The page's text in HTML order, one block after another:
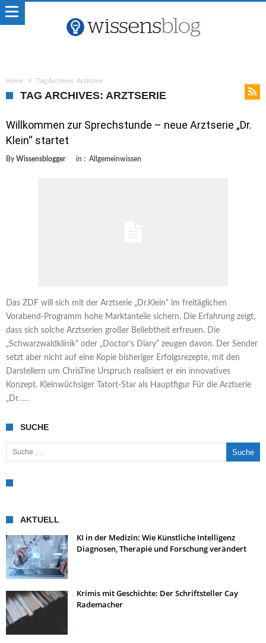
Home Tag Archives: Arztserie
TAG ARCHIVES: ARZTSERIE
Willkommen zur Sprechstunde – neue Arztserie „Dr.
Klein“ startet
By Wissensblogger in : Allgemeinwissen
Das ZDF will sich mit der Arztserie „Dr.Klein“ im freitäglichen
Vorabend-Programm hohe Marktanteile sichern. Die Erfahrung zeigt,
dass sich solche Arztserien großer Beliebtheit erfreuen. Die
„Schwarzwaldklinik“ oder „Doctor’s Diary“ zeugen davon. Der Sender
setzt aber nicht auf eine Kopie bisheriger Erfolgsrezepte, mit den
Darstellern um ChrisTine Urspruch realisiert er ein innovatives
Konzept. Kleinwüchsiger Tatort-Star als Hauptfigur Für die Arztserie
„Dr. …
SUCHE
Suche nach:
AKTUELL
KI in der Medizin: Wie Künstliche Intelligenz
Diagnosen, Therapie und Forschung verändert
Krimis mit Geschichte: Der Schriftsteller Cay
Rademacher